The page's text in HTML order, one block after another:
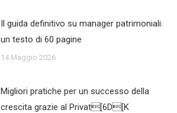
Il guida definitivo su manager patrimoniali:
un testo di 60 pagine
14 Maggio 2026
Migliori pratiche per un successo della
crescita grazie al Privat[6D[K